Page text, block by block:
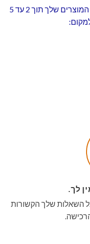
המשלוח שלנו מהיר ועד הבית, קבל את המוצרים שלך תוך 2 עד 5
לך.
השאלות שלך הקשורות